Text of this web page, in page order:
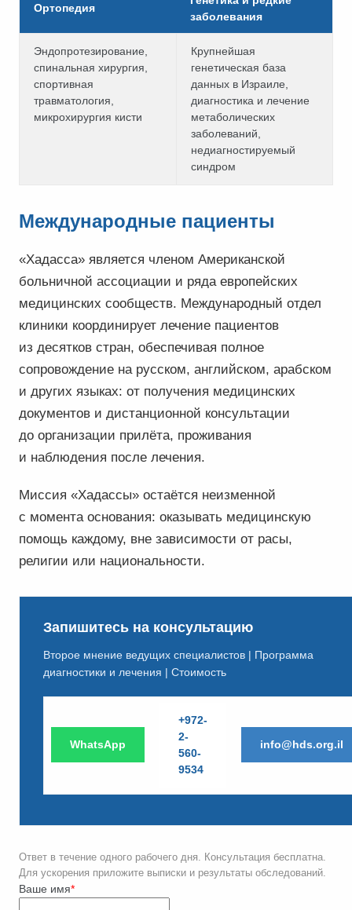
Ортопедия
заболевания
Эндопротезирование,
спинальная хирургия,
спортивная
травматология,
микрохирургия кисти
Крупнейшая
генетическая база
данных в Израиле,
диагностика и лечение
метаболических
заболеваний,
недиагностируемый
синдром
Международные пациенты
«Хадасса» является членом Американской
больничной ассоциации и ряда европейских
медицинских сообществ. Международный отдел
клиники координирует лечение пациентов
из десятков стран, обеспечивая полное
сопровождение на русском, английском, арабском
и других языках: от получения медицинских
документов и дистанционной консультации
до организации прилёта, проживания
и наблюдения после лечения.
Миссия «Хадассы» остаётся неизменной
с момента основания: оказывать медицинскую
помощь каждому, вне зависимости от расы,
религии или национальности.
Запишитесь на консультацию
Второе мнение ведущих специалистов | Программа
диагностики и лечения | Стоимость
WhatsApp
+972-
2-
560-
9534
info@hds.org.il
Ответ в течение одного рабочего дня. Консультация бесплатна.
Для ускорения приложите выписки и результаты обследований.
Ваше имя*